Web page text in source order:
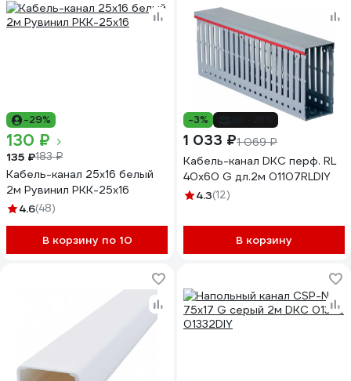
-29%
130 ₽
135 ₽183 ₽
Кабель-канал 25х16 белый
2м Рувинил РКК-25х16
4.6(48)
В корзину по 10
-3%
1 033 ₽1 069 ₽
Кабель-канал DKC перф. RL
40x60 G дл.2м 01107RLDIY
4.3(12)
В корзину